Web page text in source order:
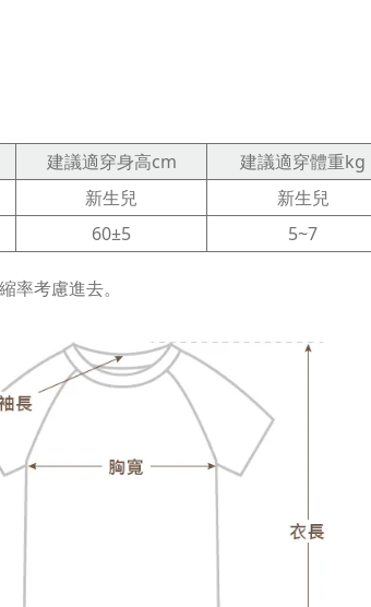
建議適穿身高cm
建議適穿體重kg
新生兒
新生兒
60±5
5~7
率考慮進去。